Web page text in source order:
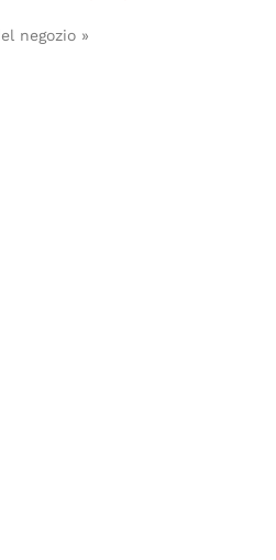
negozio »